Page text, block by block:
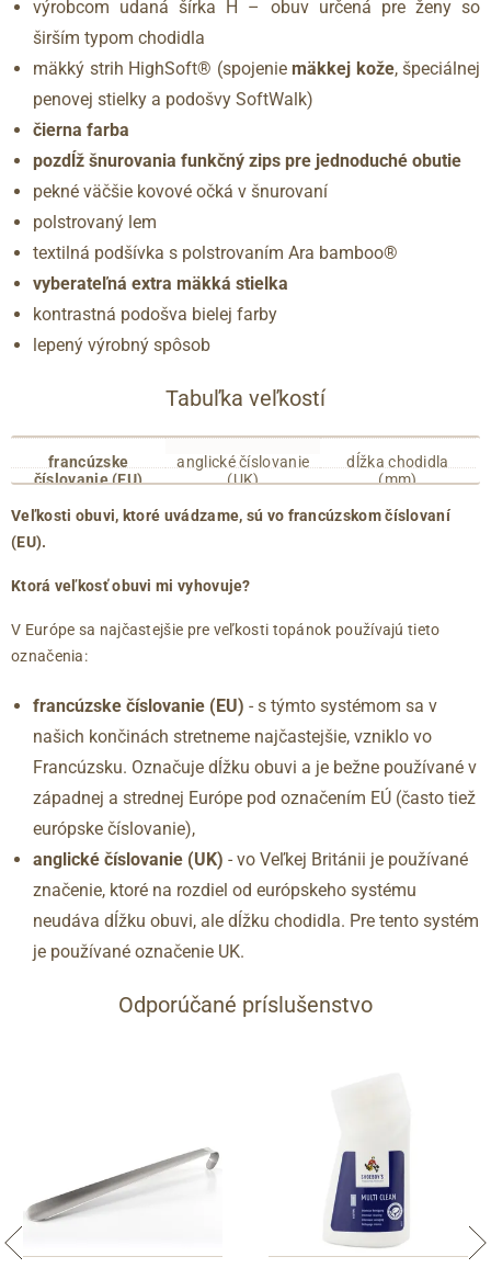
výrobcom udaná šírka H – obuv určená pre ženy so
širším typom chodidla
mäkký strih HighSoft® (spojenie mäkkej kože, špeciálnej
penovej stielky a podošvy SoftWalk)
čierna farba
pozdĺž šnurovania funkčný zips pre jednoduché obutie
pekné väčšie kovové očká v šnurovaní
polstrovaný lem
textilná podšívka s polstrovaním Ara bamboo®
vyberateľná extra mäkká stielka
kontrastná podošva bielej farby
lepený výrobný spôsob
Tabuľka veľkostí
francúzske
číslovanie (EU)
35
36
37
38
38.5
39
43
44
45
46
anglické číslovanie
(UK)
2.5
3
4
5
6
9
9.5
10
11
12.5
dĺžka chodidla
(mm)
215
220
240
265
270
280
285
290
Veľkosti obuvi, ktoré uvádzame, sú vo francúzskom číslovaní
(EU).
Ktorá veľkosť obuvi mi vyhovuje?
V Európe sa najčastejšie pre veľkosti topánok používajú tieto
označenia:
francúzske číslovanie (EU) - s týmto systémom sa v
našich končinách stretneme najčastejšie, vzniklo vo
Francúzsku. Označuje dĺžku obuvi a je bežne používané v
západnej a strednej Európe pod označením EÚ (často tiež
európske číslovanie),
anglické číslovanie (UK) - vo Veľkej Británii je používané
značenie, ktoré na rozdiel od európskeho systému
neudáva dĺžku obuvi, ale dĺžku chodidla. Pre tento systém
je používané označenie UK.
Odporúčané príslušenstvo